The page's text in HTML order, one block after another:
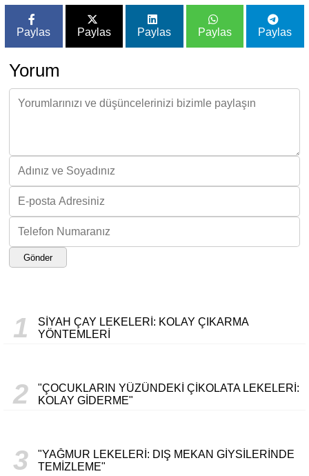
Paylas Paylas Paylas Paylas Paylas
Yorum
Gönder
1
SIYAH ÇAY LEKELERI: KOLAY ÇIKARMA
YÖNTEMLERI
2
"ÇOCUKLARIN YÜZÜNDEKI ÇIKOLATA LEKELERI:
KOLAY GIDERME"
3
"YAĞMUR LEKELERI: DIŞ MEKAN GIYSILERINDE
TEMIZLEME"